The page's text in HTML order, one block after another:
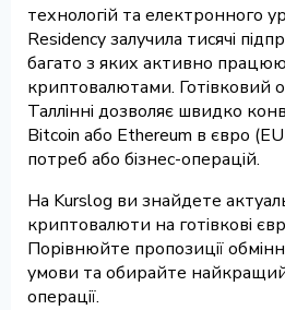
технологій та електронного
Residency залучила тисячі
багато з яких активно
криптовалютами. Готівковий
Таллінні дозволяє швидко
Bitcoin або Ethereum в євро
потреб або бізнес-операцій.
На Kurslog ви знайдете
криптовалюти на готівкові
Порівнюйте пропозиції
умови та обирайте
операції.